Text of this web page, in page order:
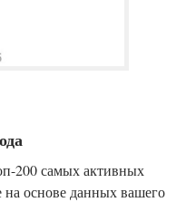
200 самых активных
на основе данных вашего